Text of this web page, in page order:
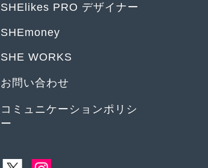
SHElikes PRO デザイナー
SHEmoney
SHE WORKS
お問い合わせ
コミュニケーションポリシ
ー